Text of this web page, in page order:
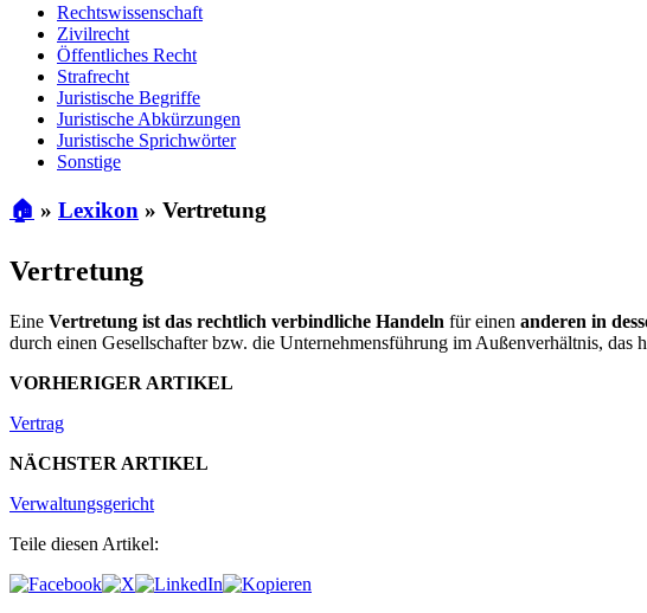
Rechtswissenschaft
Zivilrecht
Öffentliches Recht
Strafrecht
Juristische Begriffe
Juristische Abkürzungen
Juristische Sprichwörter
Sonstige
🏠 » Lexikon » Vertretung
Vertretung
Eine Vertretung ist das rechtlich verbindliche Handeln für einen anderen in
durch einen Gesellschafter bzw. die Unternehmensführung im Außenverhältnis,
VORHERIGER ARTIKEL
Vertrag
NÄCHSTER ARTIKEL
Verwaltungsgericht
Teile diesen Artikel: